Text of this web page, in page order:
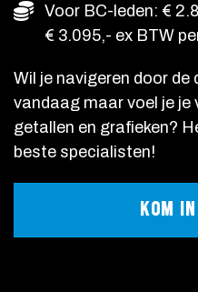
Voor BC-leden: €
€ 3.095,- ex BTW
Wil je navigeren door
vandaag maar voel je je
getallen en grafieken?
beste specialisten!
KOM IN